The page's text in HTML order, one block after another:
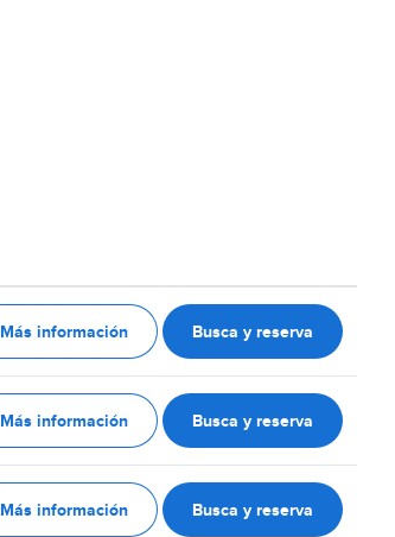
Más información Busca y reserva
Más información Busca y reserva
Más información Busca y reserva